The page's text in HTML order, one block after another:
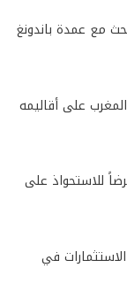
مع عمدة باندونغ
على أقاليمه
للاستحواذ على
في